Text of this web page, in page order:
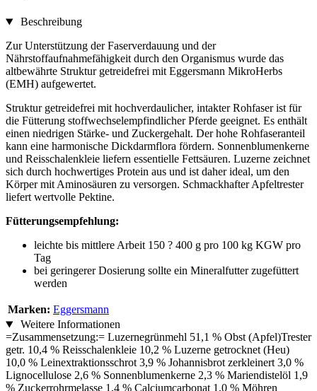
Beschreibung
Zur Unterstützung der Faserverdauung und der
Nährstoffaufnahmefähigkeit durch den Organismus wurde das
altbewährte Struktur getreidefrei mit Eggersmann MikroHerbs
(EMH) aufgewertet.
Struktur getreidefrei mit hochverdaulicher, intakter Rohfaser ist für
die Fütterung stoffwechselempfindlicher Pferde geeignet. Es enthält
einen niedrigen Stärke- und Zuckergehalt. Der hohe Rohfaseranteil
kann eine harmonische Dickdarmflora fördern. Sonnenblumenkerne
und Reisschalenkleie liefern essentielle Fettsäuren. Luzerne zeichnet
sich durch hochwertiges Protein aus und ist daher ideal, um den
Körper mit Aminosäuren zu versorgen. Schmackhafter Apfeltrester
liefert wertvolle Pektine.
Fütterungsempfehlung:
leichte bis mittlere Arbeit 150 ? 400 g pro 100 kg KGW pro
Tag
bei geringerer Dosierung sollte ein Mineralfutter zugefüttert
werden
Marken: Eggersmann
Weitere Informationen
=Zusammensetzung:= Luzernegrünmehl 51,1 % Obst (Apfel)Trester
getr. 10,4 % Reisschalenkleie 10,2 % Luzerne getrocknet (Heu)
10,0 % Leinextraktionsschrot 3,9 % Johannisbrot zerkleinert 3,0 %
Lignocellulose 2,6 % Sonnenblumenkerne 2,3 % Mariendistelöl 1,9
% Zuckerrohrmelasse 1,4 % Calciumcarbonat 1,0 % Möhren